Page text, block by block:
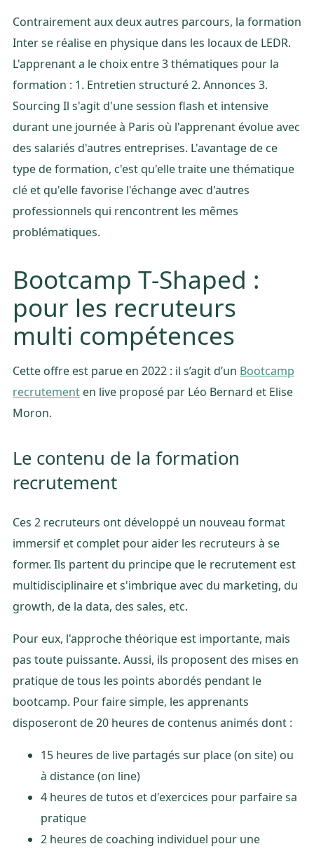
Contrairement aux deux autres parcours, la formation
Inter se réalise en physique dans les locaux de LEDR.
L'apprenant a le choix entre 3 thématiques pour la
formation : 1. Entretien structuré 2. Annonces 3.
Sourcing Il s'agit d'une session flash et intensive
durant une journée à Paris où l'apprenant évolue avec
des salariés d'autres entreprises. L'avantage de ce
type de formation, c'est qu'elle traite une thématique
clé et qu'elle favorise l'échange avec d'autres
professionnels qui rencontrent les mêmes
problématiques.
Bootcamp T-Shaped :
pour les recruteurs
multi compétences
Cette offre est parue en 2022 : il s’agit d’un Bootcamp
recrutement en live proposé par Léo Bernard et Elise
Moron.
Le contenu de la formation
recrutement
Ces 2 recruteurs ont développé un nouveau format
immersif et complet pour aider les recruteurs à se
former. Ils partent du principe que le recrutement est
multidisciplinaire et s'imbrique avec du marketing, du
growth, de la data, des sales, etc.
Pour eux, l'approche théorique est importante, mais
pas toute puissante. Aussi, ils proposent des mises en
pratique de tous les points abordés pendant le
bootcamp. Pour faire simple, les apprenants
disposeront de 20 heures de contenus animés dont :
15 heures de live partagés sur place (on site) ou
à distance (on line)
4 heures de tutos et d'exercices pour parfaire sa
pratique
2 heures de coaching individuel pour une